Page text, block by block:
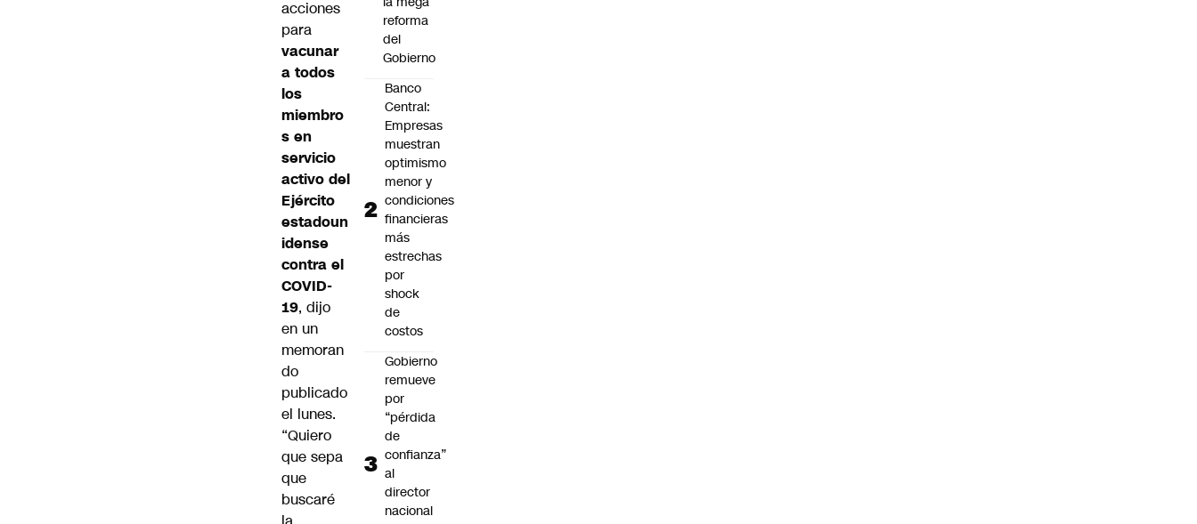
acciones
para
vacunar
a todos
los
miembro
s en
servicio
activo del
Ejército
estadoun
idense
contra el
COVID-
19, dijo
en un
memoran
do
publicado
el lunes.
“Quiero
que sepa
que
buscaré
reforma
del
Gobierno
Banco
Central:
Empresas
muestran
optimismo
menor y
condiciones
financieras
más
estrechas
por
shock
de
costos
Gobierno
remueve
por
“pérdida
de
confianza”
al
director
nacional